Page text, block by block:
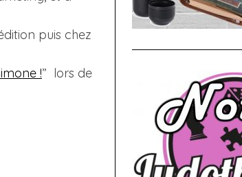
puis chez
!” lors de